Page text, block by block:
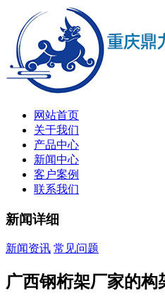
网站首页
关于我们
产品中心
新闻中心
客户案例
联系我们
新闻详细
新闻资讯 常见问题
广西钢桁架厂家的构